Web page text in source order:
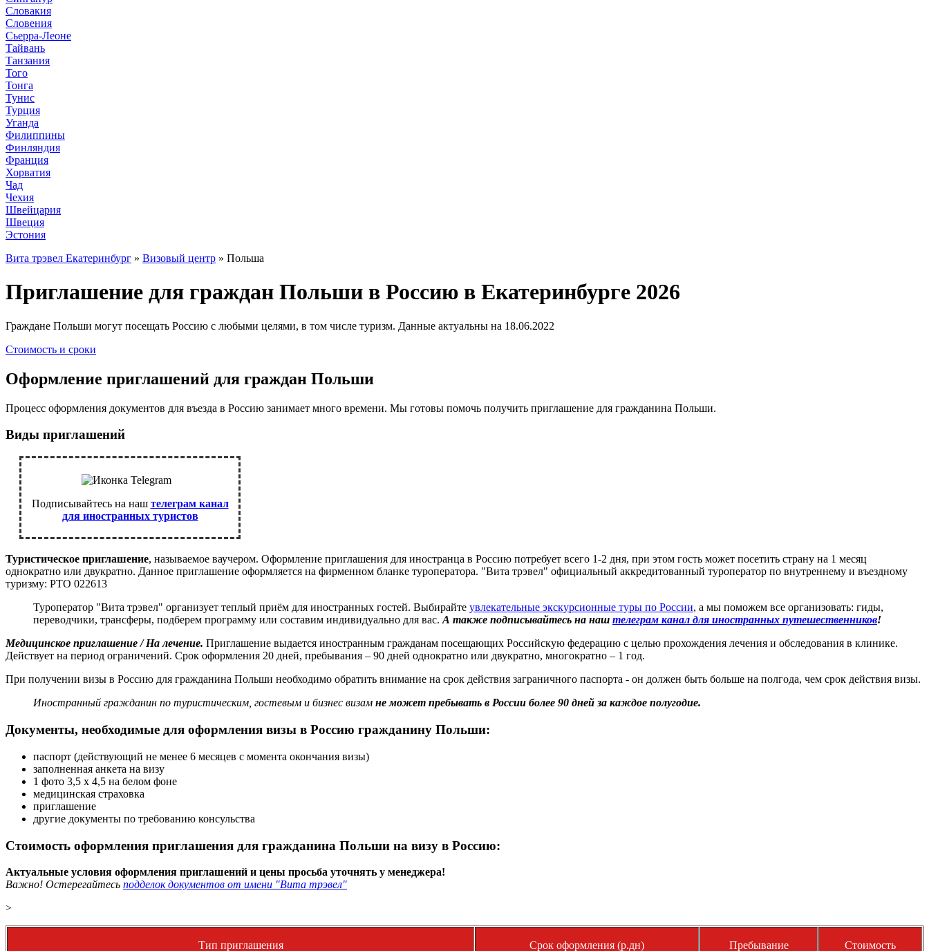
Словакия
Словения
Сьерра-Леоне
Тайвань
Танзания
Того
Тонга
Тунис
Турция
Уганда
Филиппины
Финляндия
Франция
Хорватия
Чад
Чехия
Швейцария
Швеция
Эстония
Вита трэвел Екатеринбург » Визовый центр » Польша
Приглашение для граждан Польши в Россию в Екатеринбурге 2026
Граждане Польши могут посещать Россию с любыми целями, в том числе туризм. Данные актуальны на 18.06.2022
Стоимость и сроки
Оформление приглашений для граждан Польши
Процесс оформления документов для въезда в Россию занимает много времени. Мы готовы помочь получить приглашение для гражданина Польши.
Виды приглашений
Подписывайтесь на наш телеграм канал
для иностранных туристов
Туристическое приглашение, называемое ваучером. Оформление приглашения для иностранца в Россию потребует всего 1-2 дня, при этом гость может посетить страну на 1 месяц
однократно или двукратно. Данное приглашение оформляется на фирменном бланке туроператора. "Вита трэвел" официальный аккредитованный туроператор по внутреннему и въездному
туризму: РТО 022613
Туроператор "Вита трэвел" организует теплый приём для иностранных гостей. Выбирайте увлекательные экскурсионные туры по России, а мы поможем все организовать: гиды,
переводчики, трансферы, подберем программу или составим индивидуально для вас.А также подписывайтесь на наш телеграм канал для иностранных путешественников!
Медицинское приглашение / На лечение. Приглашение выдается иностранным гражданам посещающих Российскую федерацию с целью прохождения лечения и обследования в клинике.
Действует на период ограничений. Срок оформления 20 дней, пребывания – 90 дней однократно или двукратно, многократно – 1 год.
При получении визы в Россию для гражданина Польши необходимо обратить внимание на срок действия заграничного паспорта - он должен быть больше на полгода, чем срок действия визы.
Иностранный гражданин по туристическим, гостевым и бизнес визам не может пребывать в России более 90 дней за каждое полугодие.
Документы, необходимые для оформления визы в Россию гражданину Польши:
паспорт (действующий не менее 6 месяцев с момента окончания визы)
заполненная анкета на визу
1 фото 3,5 х 4,5 на белом фоне
медицинская страховка
приглашение
другие документы по требованию консульства
Стоимость оформления приглашения для гражданина Польши на визу в Россию:
Актуальные условия оформления приглашений и цены просьба уточнять у менеджера!
Важно! Остерегайтесь подделок документов от имени "Вита трэвел"
>
Тип приглашения Срок оформления (р.дн) Пребывание Стоимость